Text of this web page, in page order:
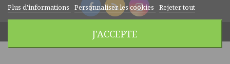
Plus d'informations Personnaliser les cookies Rejeter tout
J'ACCEPTE
© Copyright 2026 Dmatik Webshop. All Rights Reserved.